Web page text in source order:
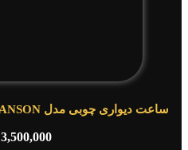
ساعت دیواری چوبی مدل ANSON کد W-161 رنگ GRAY. NEW
3,500,000